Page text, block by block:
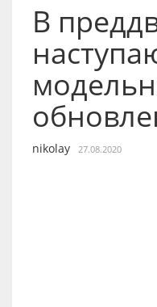
В
nikolay 27.08.2020